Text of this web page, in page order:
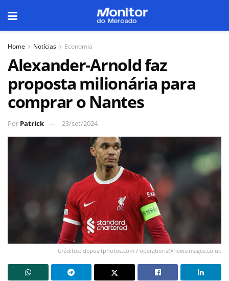
Home Notícias Economia
Alexander-Arnold faz
proposta milionária para
comprar o Nantes
Por Patrick 23/set/2024
Créditos: depositphotos.com / operations@newsimages.co.uk